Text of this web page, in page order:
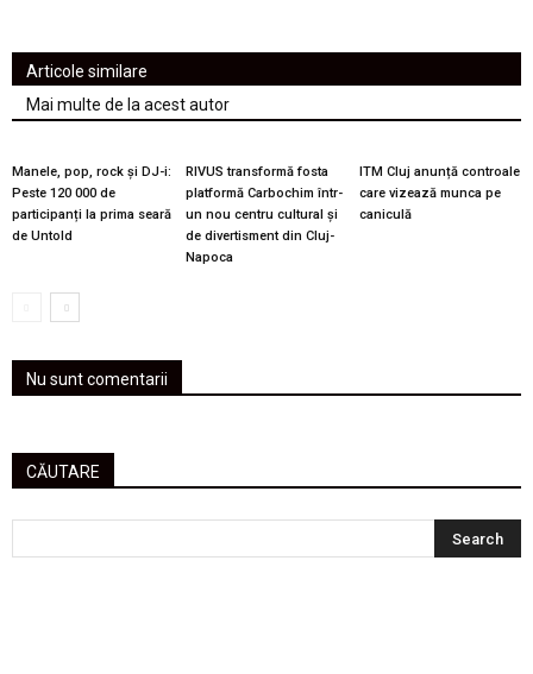
Articole similare
Mai multe de la acest autor
Manele, pop, rock și DJ-i:
Peste 120 000 de
participanți la prima seară
de Untold
RIVUS transformă fosta
platformă Carbochim într-
un nou centru cultural și
de divertisment din Cluj-
Napoca
ITM Cluj anunță controale
care vizează munca pe
caniculă
Nu sunt comentarii
CĂUTARE